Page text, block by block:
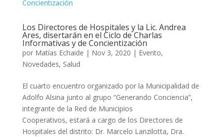
Los Directores de Hospitales y la Lic. Andrea
Ares, disertarán en el Ciclo de Charlas
Informativas y de Concientización
por Matías Echaide | Nov 3, 2020 | Evento,
Novedades, Salud
El cuarto encuentro organizado por la Municipalidad de
Adolfo Alsina junto al grupo “Generando Conciencia”,
integrante de la Red de Municipios
Cooperativos, estará a cargo de los Directores de
Hospitales del distrito: Dr. Marcelo Lanzilotta, Dra.